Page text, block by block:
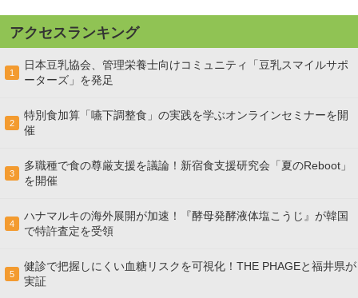
アクセスランキング
1
日本豆乳協会、管理栄養士向けコミュニティ「豆乳スマイルサポ
ーターズ」を発足
2
特別食加算「嚥下調整食」の実践を学ぶオンラインセミナーを開
催
3
多職種で食の尊厳支援を議論！新宿食支援研究会「夏のReboot」
を開催
4
ハナマルキの海外展開が加速！『酵母発酵液体塩こうじ』が韓国
で特許査定を受領
5
健診で把握しにくい血糖リスクを可視化！THE PHAGEと福井県が
実証